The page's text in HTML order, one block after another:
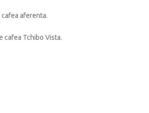
aferenta.
cafea Tchibo Vista.